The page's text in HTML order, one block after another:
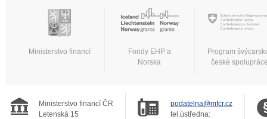
Ministerstvo financí
Fondy EHP a
Norska
Program
české
Ministerstvo financí ČR
Letenská 15
podatelna@mfcr.cz
tel.ústředna: